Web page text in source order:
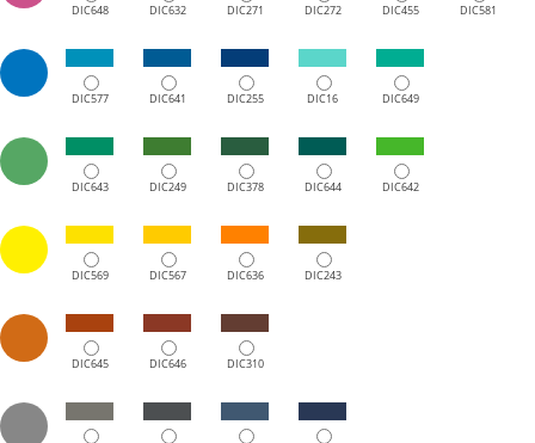
DIC648 DIC632 DIC271 DIC272 DIC455 DIC581
DIC577 DIC641 DIC255 DIC16 DIC649
DIC643 DIC249 DIC378 DIC644 DIC642
DIC569 DIC567 DIC636 DIC243
DIC645 DIC646 DIC310